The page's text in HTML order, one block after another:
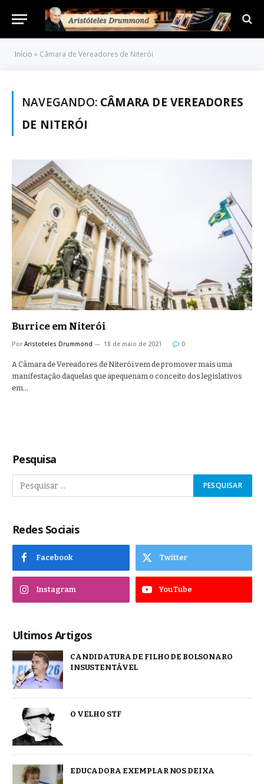
Início » Câmara de Vereadores de Niterói
NAVEGANDO: CÂMARA DE VEREADORES
DE NITERÓI
Burrice em Niterói
Por Aristoteles Drummond 18 de maio de 2021 0
A Câmara de Vereadores de Niterói vem de promover mais uma
manifestação daquelas que apequenam o conceito dos legislativos
em…
Pesquisa
Redes Sociais
Facebook Twitter
Instagram YouTube
Ultimos Artigos
CANDIDATURA DE FILHO DE BOLSONARO
INSUSTENTÁVEL
O VELHO STF
EDUCADORA EXEMPLAR NOS DEIXA